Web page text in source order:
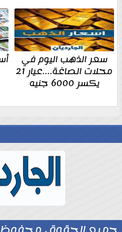
سعر الذهب اليوم في
محلات الصاغة....عيار 21
يكسر 6000 جنيه